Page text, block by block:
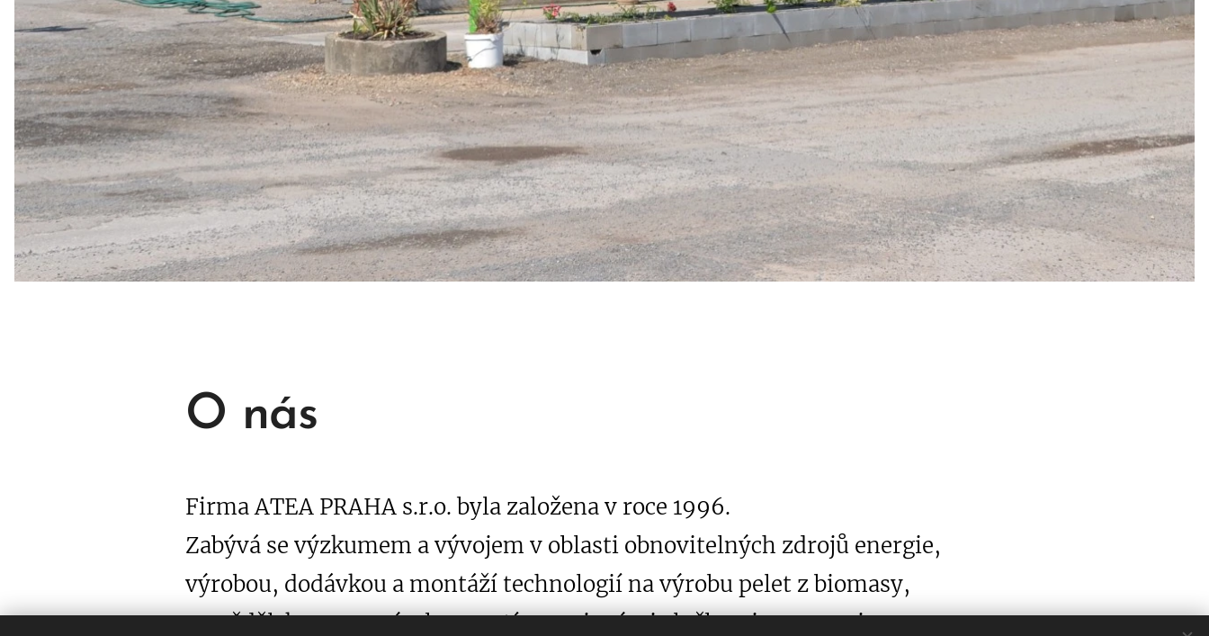
O nás
Firma ATEA PRAHA s.r.o. byla založena v roce 1996.
Zabývá se výzkumem a vývojem v oblasti obnovitelných zdrojů energie,
výrobou, dodávkou a montáží technologií na výrobu pelet z biomasy,
zemědělskou prvovýrobou a s tím spojenými službami, provozuje